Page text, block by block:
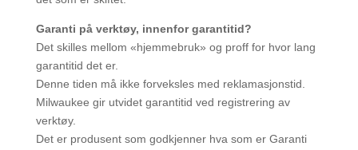
Garanti på verktøy, innenfor garantitid?
Det skilles mellom «hjemmebruk» og proff for hvor lang
garantitid det er.
Denne tiden må ikke forveksles med reklamasjonstid.
Milwaukee gir utvidet garantitid ved registrering av
verktøy.
Det er produsent som godkjenner hva som er Garanti